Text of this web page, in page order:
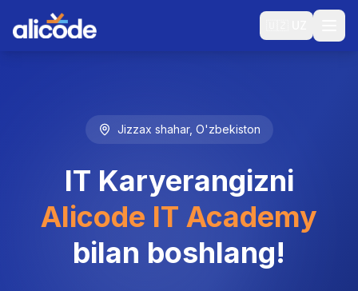
Jizzax shahar, O'zbekiston
IT Karyerangizni
Alicode IT Academy
bilan boshlang!